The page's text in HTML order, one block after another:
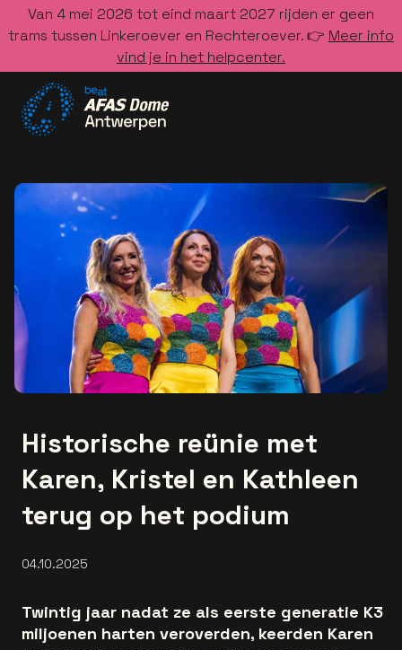
Van 4 mei 2026 tot eind maart 2027 rijden er geen
trams tussen Linkeroever en Rechteroever. 👉 Meer info
vind je in het helpcenter.
Historische reünie met
Karen, Kristel en Kathleen
terug op het podium
04.10.2025
Twintig jaar nadat ze als eerste generatie K3
miljoenen harten veroverden, keerden Karen